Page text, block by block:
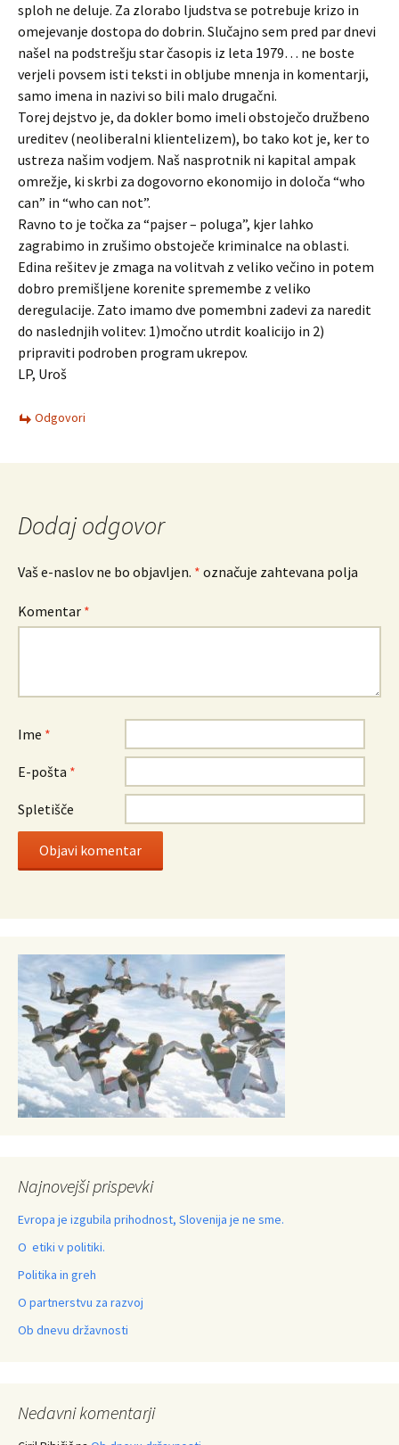
sploh ne deluje. Za zlorabo ljudstva se potrebuje krizo in
omejevanje dostopa do dobrin. Slučajno sem pred par dnevi
našel na podstrešju star časopis iz leta 1979… ne boste
verjeli povsem isti teksti in obljube mnenja in komentarji,
samo imena in nazivi so bili malo drugačni.
Torej dejstvo je, da dokler bomo imeli obstoječo družbeno
ureditev (neoliberalni klientelizem), bo tako kot je, ker to
ustreza našim vodjem. Naš nasprotnik ni kapital ampak
omrežje, ki skrbi za dogovorno ekonomijo in določa “who
can” in “who can not”.
Ravno to je točka za “pajser – poluga”, kjer lahko
zagrabimo in zrušimo obstoječe kriminalce na oblasti.
Edina rešitev je zmaga na volitvah z veliko večino in potem
dobro premišljene korenite spremembe z veliko
deregulacije. Zato imamo dve pomembni zadevi za naredit
do naslednjih volitev: 1)močno utrdit koalicijo in 2)
pripraviti podroben program ukrepov.
LP, Uroš
Odgovori
Dodaj odgovor
Vaš e-naslov ne bo objavljen. * označuje zahtevana polja
Komentar *
Ime *
E-pošta *
Spletišče
Najnovejši prispevki
Evropa je izgubila prihodnost, Slovenija je ne sme.
O etiki v politiki.
Politika in greh
O partnerstvu za razvoj
Ob dnevu državnosti
Nedavni komentarji